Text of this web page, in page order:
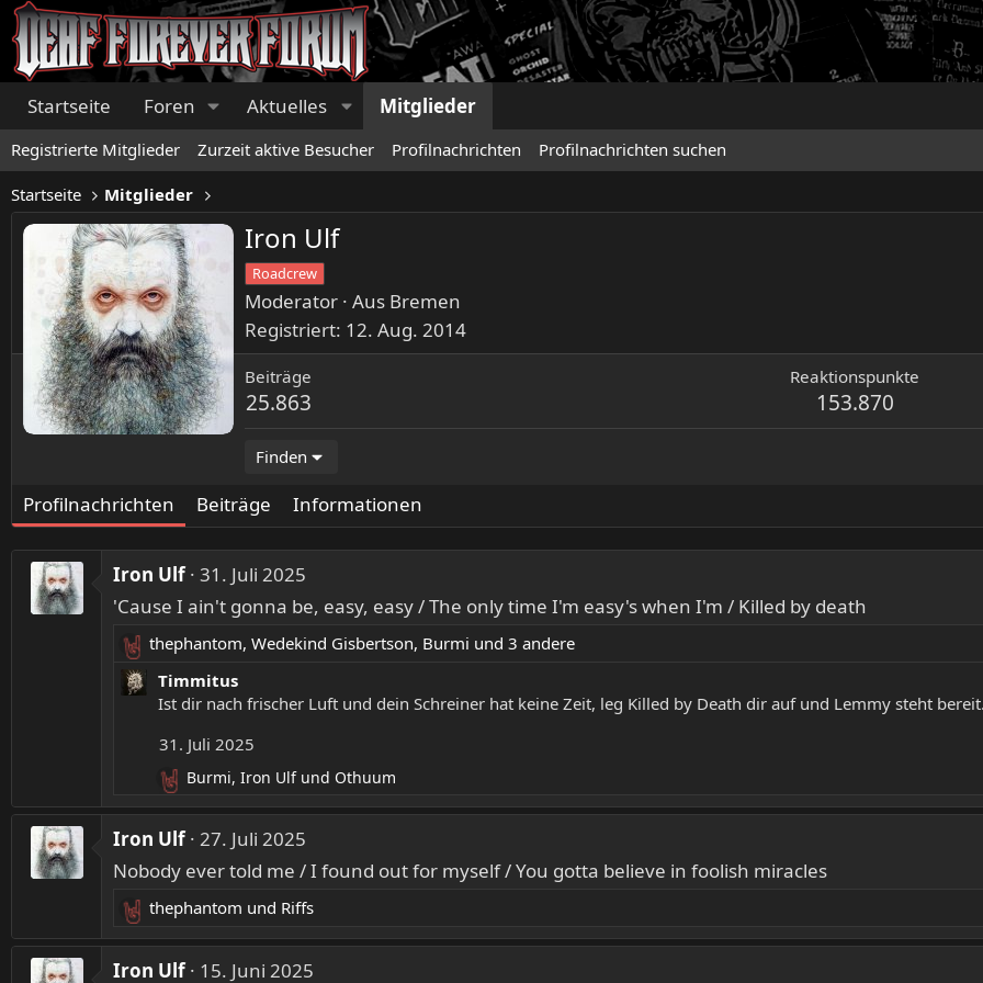
Startseite Foren Aktuelles Mitglieder
Registrierte Mitglieder Zurzeit aktive Besucher Profilnachrichten Profilnachrichten suchen
Startseite Mitglieder
Iron Ulf
Roadcrew
Moderator · Aus Bremen
Registriert 12. Aug. 2014
Beiträge
25.863
Reaktionspunkte
153.870
Finden
Profilnachrichten Beiträge Informationen
Iron Ulf 31. Juli 2025
'Cause I ain't gonna be, easy, easy / The only time I'm easy's when I'm / Killed by death
R
e
a
n
e
n
:
thephantom, Wedekind Gisbertson, Burmi und 3 andere
Timmitus
Ist dir nach frischer Luft und dein Schreiner hat keine Zeit, leg Killed by Death dir auf und Lemmy steht
31. Juli 2025
R
e
a
k
t
o
n
Burmi, Iron Ulfund Othuum
Iron Ulf 27. Juli 2025
Nobody ever told me / I found out for myself / You gotta believe in foolish miracles
R
e
a
thephantom und Riffs
Iron Ulf 15. Juni 2025